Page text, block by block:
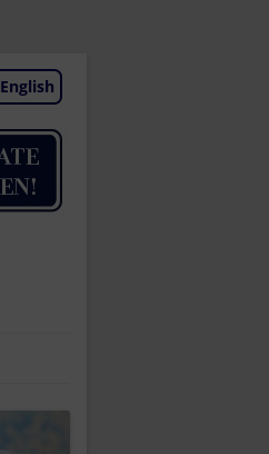
English